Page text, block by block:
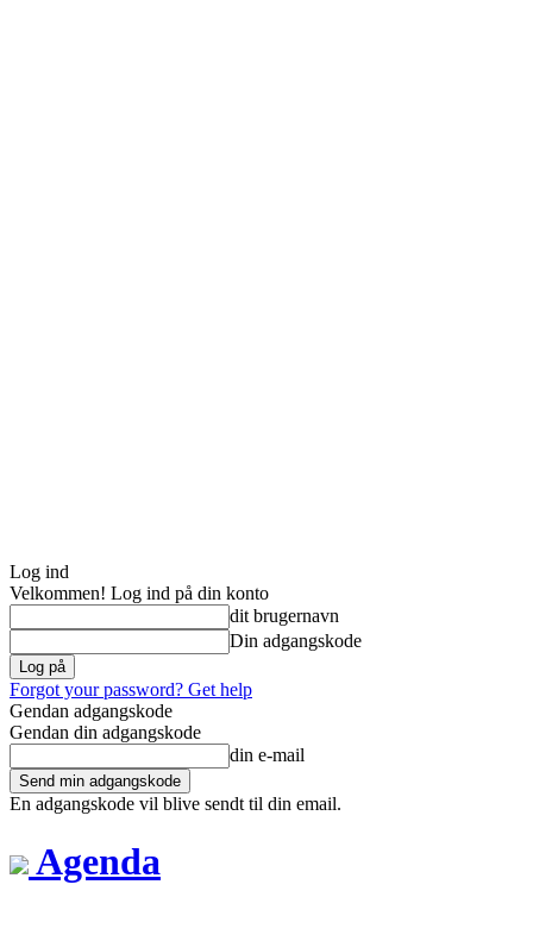
Log ind
Velkommen! Log ind på din konto
dit brugernavn
Din adgangskode
Forgot your password? Get help
Gendan adgangskode
Gendan din adgangskode
din e-mail
En adgangskode vil blive sendt til din email.
Agenda